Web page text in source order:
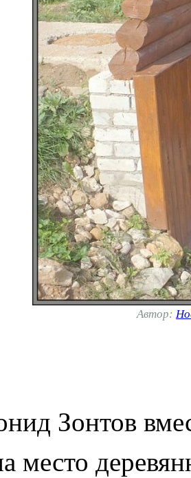
Автор:
Зонтов
место